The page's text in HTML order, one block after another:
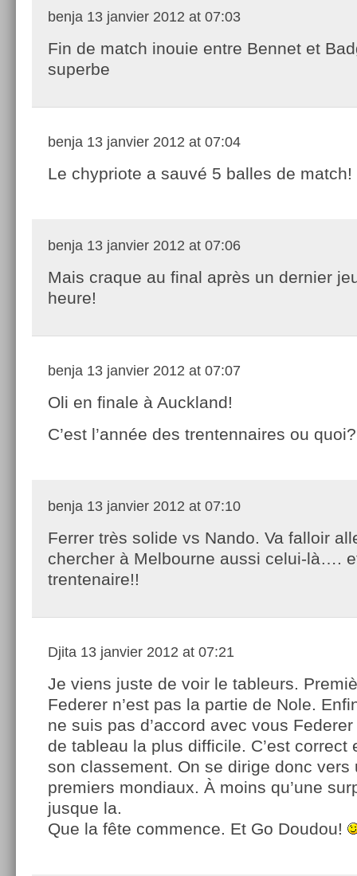
benja 13 janvier 2012 at 07:03
Fin de match inouie entre Bennet et
superbe
benja 13 janvier 2012 at 07:04
Le chypriote a sauvé 5 balles de match!
benja 13 janvier 2012 at 07:06
Mais craque au final après un dernier
heure!
benja 13 janvier 2012 at 07:07
Oli en finale à Auckland!
C’est l’année des trentennaires ou quoi?
benja 13 janvier 2012 at 07:10
Ferrer très solide vs Nando. Va falloir
chercher à Melbourne aussi celui-là….
trentenaire!!
Djita 13 janvier 2012 at 07:21
Je viens juste de voir le tableurs.
Federer n’est pas la partie de Nole.
ne suis pas d’accord avec vous
de tableau la plus difficile. C’est correct
son classement. On se dirige donc vers
premiers mondiaux. À moins qu’une
jusque la.
Que la fête commence. Et Go Doudou!